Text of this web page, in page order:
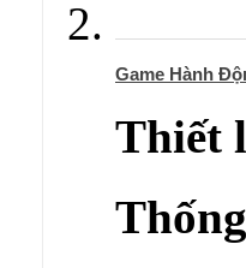
Game Hành
Thiết